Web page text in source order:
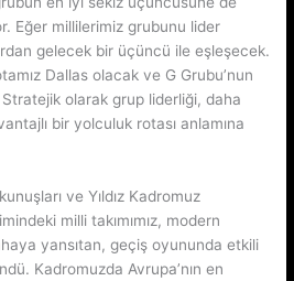
Eğer millilerimiz grubunu lider
gelecek bir üçüncü ile eşleşecek.
Dallas olacak ve G Grubu’nun
Stratejik olarak grup liderliği, daha
bir yolculuk rotası anlamına
ve Yıldız Kadromuz
milli takımımız, modern
yansıtan, geçiş oyununda etkili
Kadromuzda Avrupa’nın en